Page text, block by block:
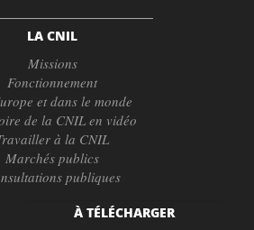
LA CNIL
Missions
Fonctionnement
et dans le monde
de la CNIL en vidéo
à la CNIL
Marchés publics
publiques
À TÉLÉCHARGER